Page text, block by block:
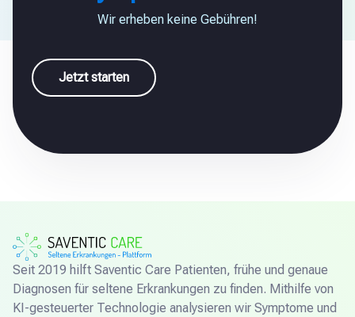
Wir erheben keine Gebühren!
Jetzt starten
Seit 2019 hilft Saventic Care Patienten, frühe und genaue
Diagnosen für seltene Erkrankungen zu finden. Mithilfe von
KI-gesteuerter Technologie analysieren wir Symptome und